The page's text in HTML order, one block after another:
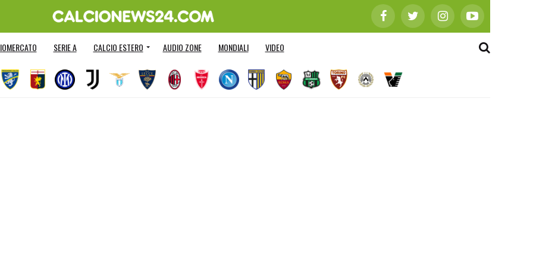
SERIE A CALCIO ESTERO AUDIO ZONE MONDIALI VIDEO